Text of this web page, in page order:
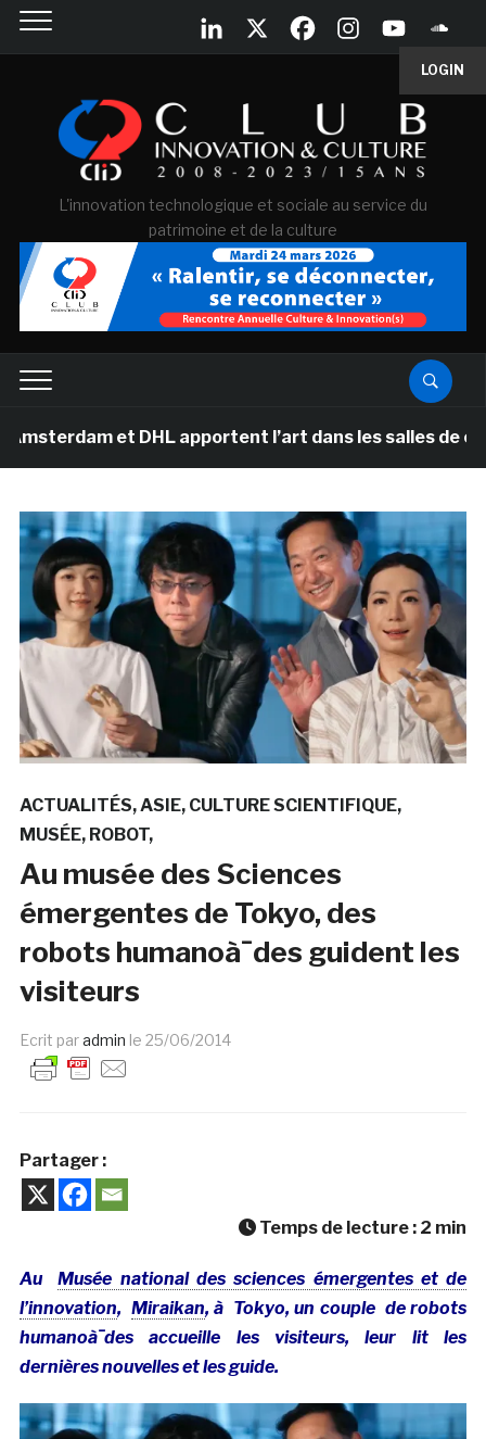
LOGIN
L'innovation technologique et sociale au service du
patrimoine et de la culture
et DHL apportent l’art dans les salles de classe
ACTUALITÉS ASIE CULTURE SCIENTIFIQUE
MUSÉE ROBOT
Au musée des Sciences
émergentes de Tokyo, des
robots humanoà¯des guident les
visiteurs
Ecrit paradmin le 25/06/2014
Partager :
Temps de lecture : 2 min
AuMusée national des sciences émergentes et de
l’innovation, Miraikan, à Tokyo, un couple de robots
humanoà¯des accueille les visiteurs, leur lit les
dernières nouvelles et les guide.